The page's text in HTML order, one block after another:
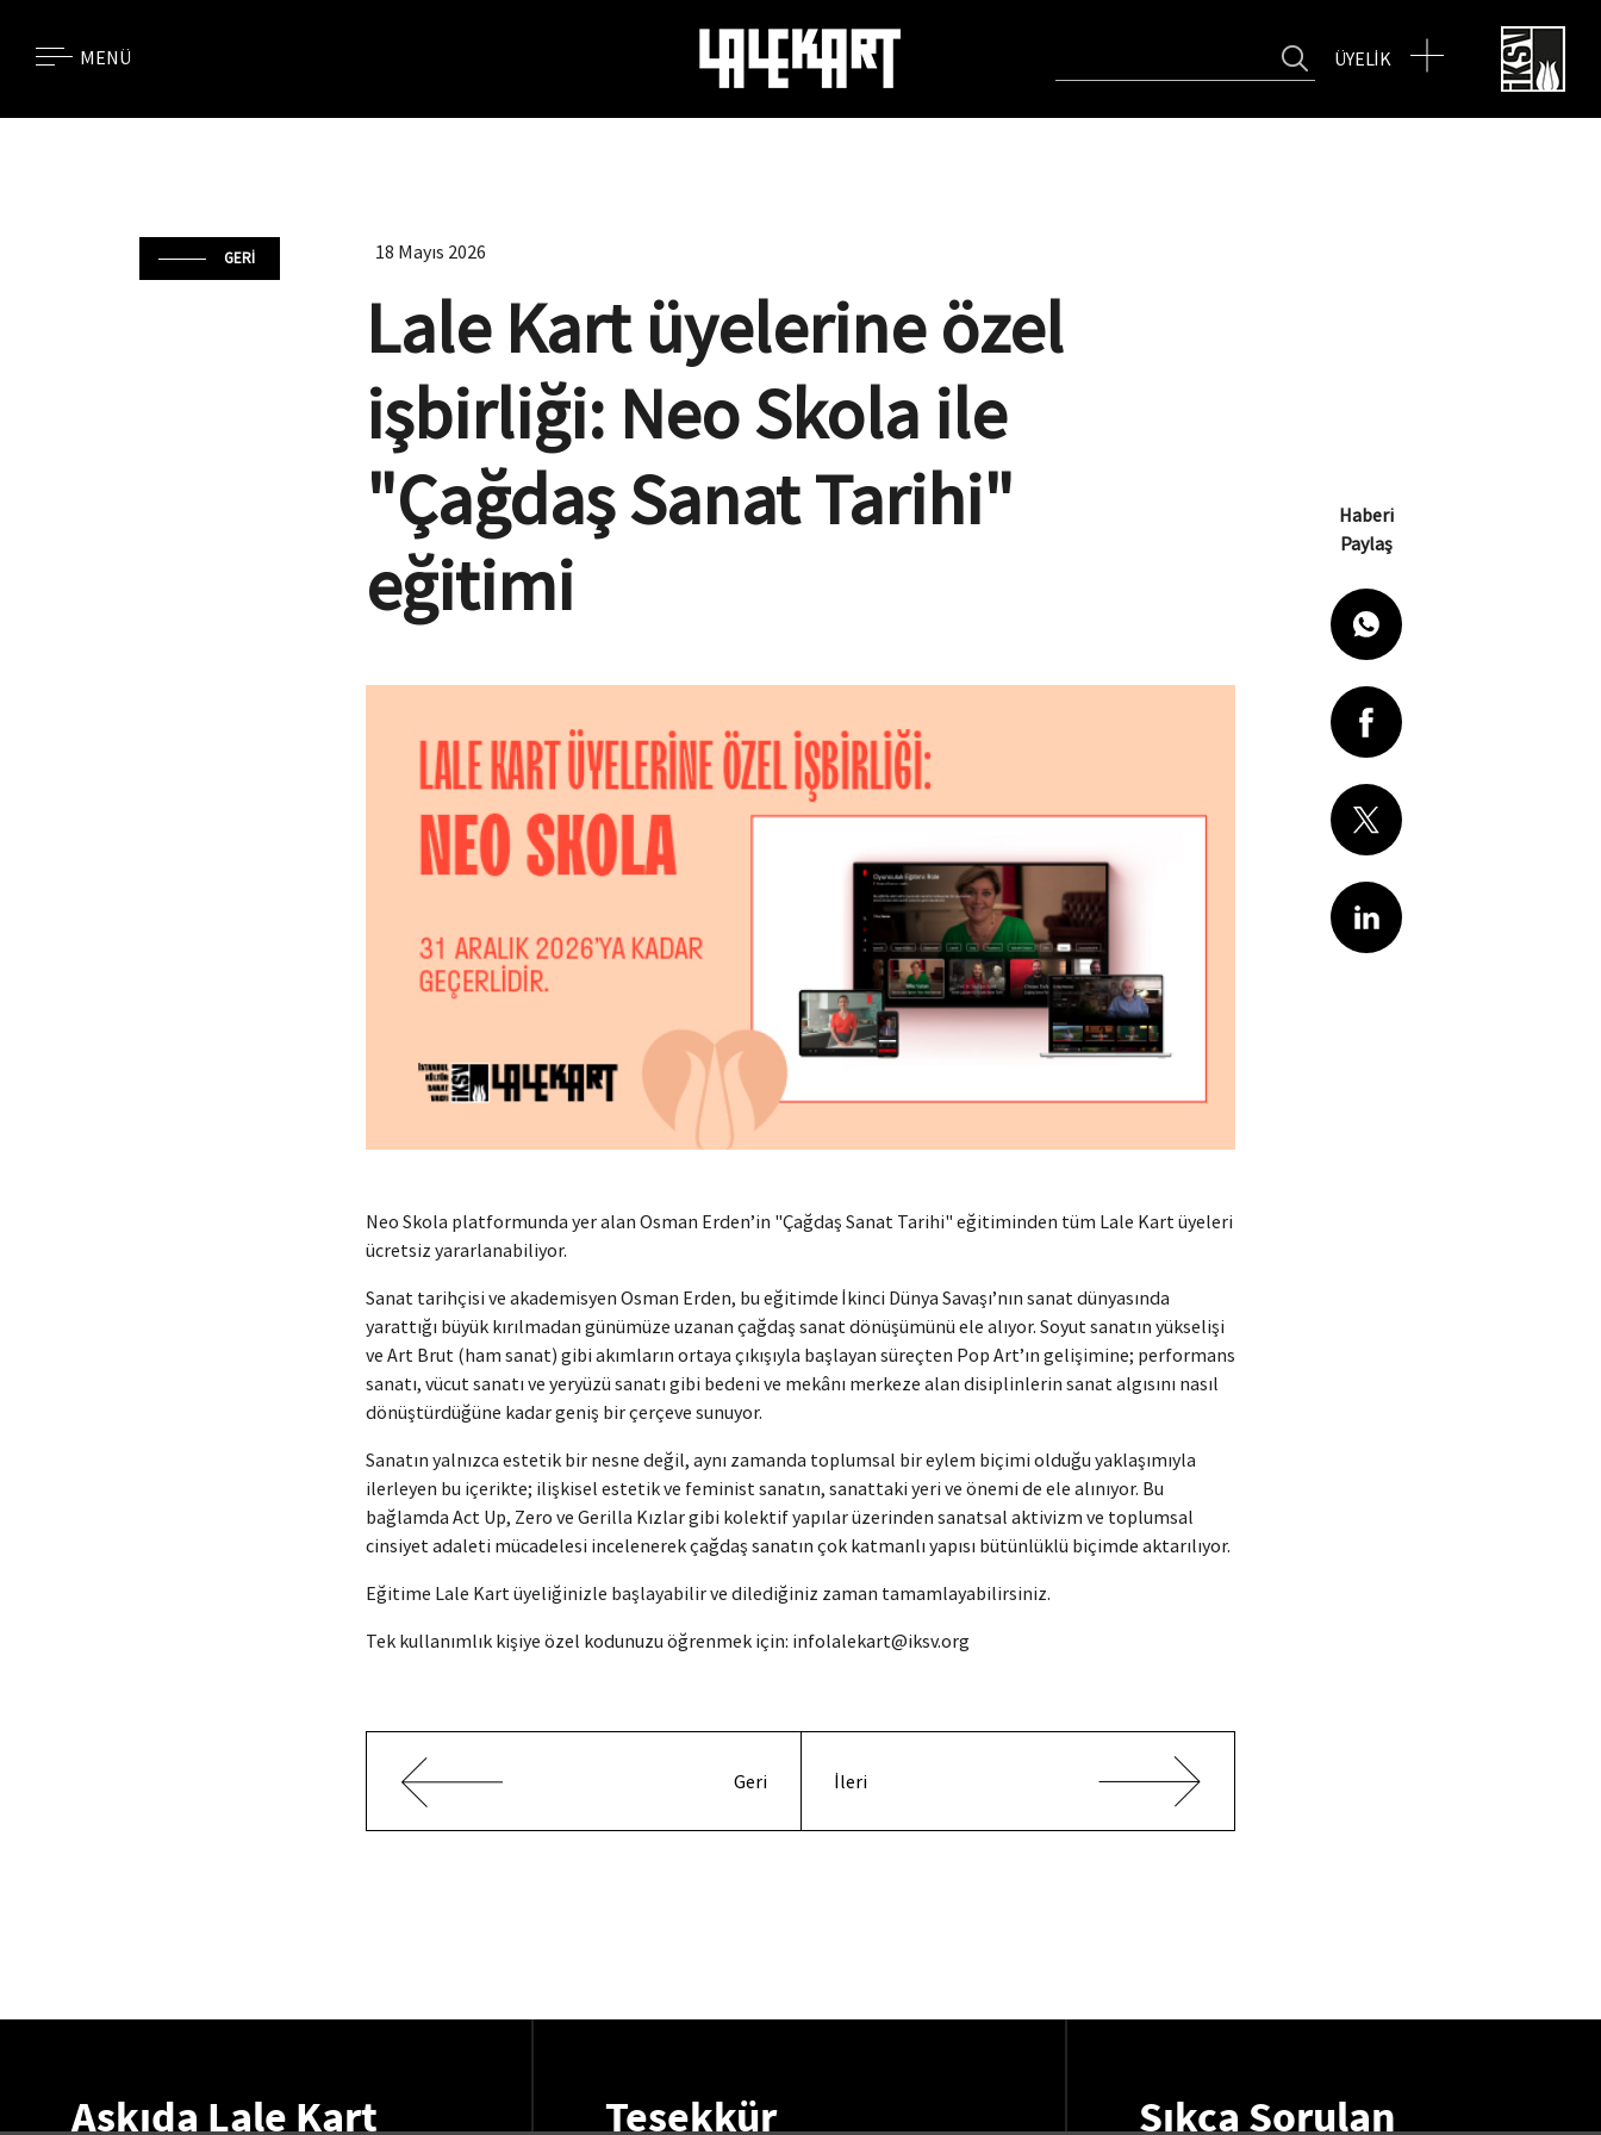
BİENAL TASARIM SALON İKSV
MENÜ
Üyelik Kategorileri
Üye Girişi
Haberler
Bize Ulaşın
ÜYELİK
GERİ 18 2026
Lale Kart üyelerine özel
işbirliği: Neo Skola ile
"Çağdaş Sanat Tarihi"
eğitimi
Neo Skola platformunda yer alan Osman Erden’in "Çağdaş Sanat Tarihi" eğitiminden tüm Lale Kart üyeleri
ücretsiz yararlanabiliyor.
Sanat tarihçisi ve akademisyen Osman Erden, bu eğitimde İkinci Dünya Savaşı’nın sanat dünyasında
yarattığı büyük kırılmadan günümüze uzanan çağdaş sanat dönüşümünü ele alıyor. Soyut sanatın yükselişi
ve Art Brut (ham sanat) gibi akımların ortaya çıkışıyla başlayan süreçten Pop Art’ın gelişimine; performans
sanatı, vücut sanatı ve yeryüzü sanatı gibi bedeni ve mekânı merkeze alan disiplinlerin sanat algısını nasıl
dönüştürdüğüne kadar geniş bir çerçeve sunuyor.
Sanatın yalnızca estetik bir nesne değil, aynı zamanda toplumsal bir eylem biçimi olduğu yaklaşımıyla
ilerleyen bu içerikte; ilişkisel estetik ve feminist sanatın, sanattaki yeri ve önemi de ele alınıyor. Bu
bağlamda Act Up, Zero ve Gerilla Kızlar gibi kolektif yapılar üzerinden sanatsal aktivizm ve toplumsal
cinsiyet adaleti mücadelesi incelenerek çağdaş sanatın çok katmanlı yapısı bütünlüklü biçimde aktarılıyor.
Eğitime Lale Kart üyeliğinizle başlayabilir ve dilediğiniz zaman tamamlayabilirsiniz.
Tek kullanımlık kişiye özel kodunuzu öğrenmek için: infolalekart@iksv.org
Geri İleri
Haberi
Paylaş
Askıda Lale Kart Teşekkür Sıkça Sorulan